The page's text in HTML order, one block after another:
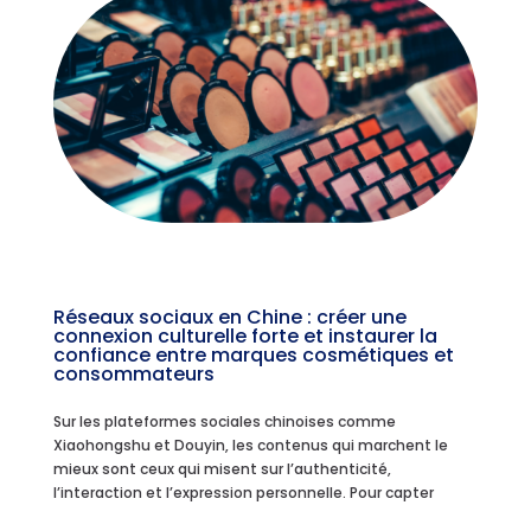
Réseaux sociaux en Chine : créer une
connexion culturelle forte et instaurer la
confiance entre marques cosmétiques et
consommateurs
Sur les plateformes sociales chinoises comme
Xiaohongshu et Douyin, les contenus qui marchent le
mieux sont ceux qui misent sur l’authenticité,
l’interaction et l’expression personnelle. Pour capter